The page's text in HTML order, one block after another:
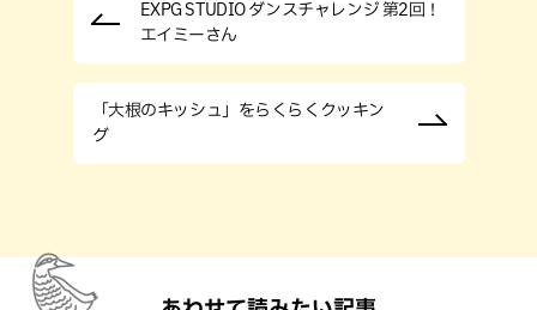
EXPG STUDIO ダンスチャレンジ 第2回！
エイミーさん
「大根のキッシュ」をらくらくクッキン
グ